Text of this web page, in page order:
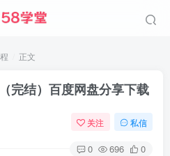
正文
完结）百度网盘分享下载
关注 私信
0 696 0